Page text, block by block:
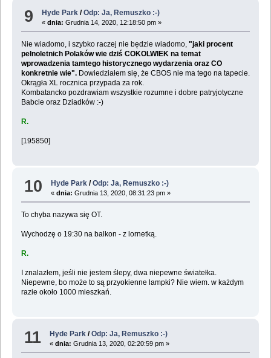
9 Hyde Park /Odp: Ja, Remuszko :-)
«dnia: Grudnia 14, 2020, 12:18:50 pm »
Nie wiadomo, i szybko raczej nie będzie wiadomo, "jaki procent
pełnoletnich Polaków wie dziś COKOLWIEK na temat
wprowadzenia tamtego historycznego wydarzenia oraz CO
konkretnie wie".Dowiedziałem się, że CBOS nie ma tego na tapecie.
Okrągła XL rocznica przypada za rok.
Kombatancko pozdrawiam wszystkie rozumne i dobre patryjotyczne
Babcie oraz Dziadków :-)
R.
[195850]
10 Hyde Park /Odp: Ja, Remuszko :-)
«dnia: Grudnia 13, 2020, 08:31:23 pm »
To chyba nazywa się OT.
Wychodzę o 19:30 na balkon - z lornetką.
R.
I znalazłem, jeśli nie jestem ślepy, dwa niepewne światełka.
Niepewne, bo może to są przyokienne lampki? Nie wiem. w każdym
razie około 1000 mieszkań.
11 Hyde Park /Odp: Ja, Remuszko :-)
«dnia: Grudnia 13, 2020, 02:20:59 pm »